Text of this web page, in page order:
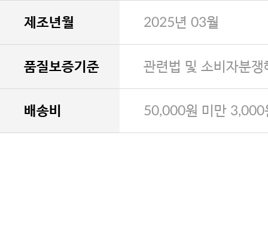
제조년월 2025년 03월
품질보증기준 관련법 및 소비자분
배송비 50,000원 미만 3,000